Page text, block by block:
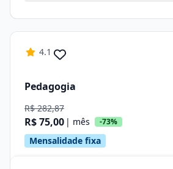
4.1
Pedagogia
R$ 282,87
R$ 75,00 | mês -73%
Mensalidade fixa